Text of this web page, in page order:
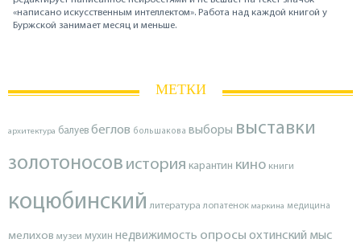
«написано искусственным интеллектом». Работа над каждой книгой у
Буржской занимает месяц и меньше.
МЕТКИ
архитектура балуев беглов большакова выборы выставки
золотоносов история карантин кино книги
коцюбинский литература лопатенок маркина медицина
мелихов музеи мухин недвижимость опросы охтинский мыс